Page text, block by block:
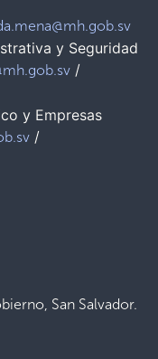
y Seguridad
/
y Empresas
/
San Salvador.